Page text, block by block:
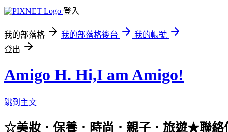
登入
我的部落格 我的部落格後台
我的帳號
登出
Amigo H. Hi,I am Amigo!
跳到主文
☆美妝．保養．時尚．親子．旅遊★聯絡